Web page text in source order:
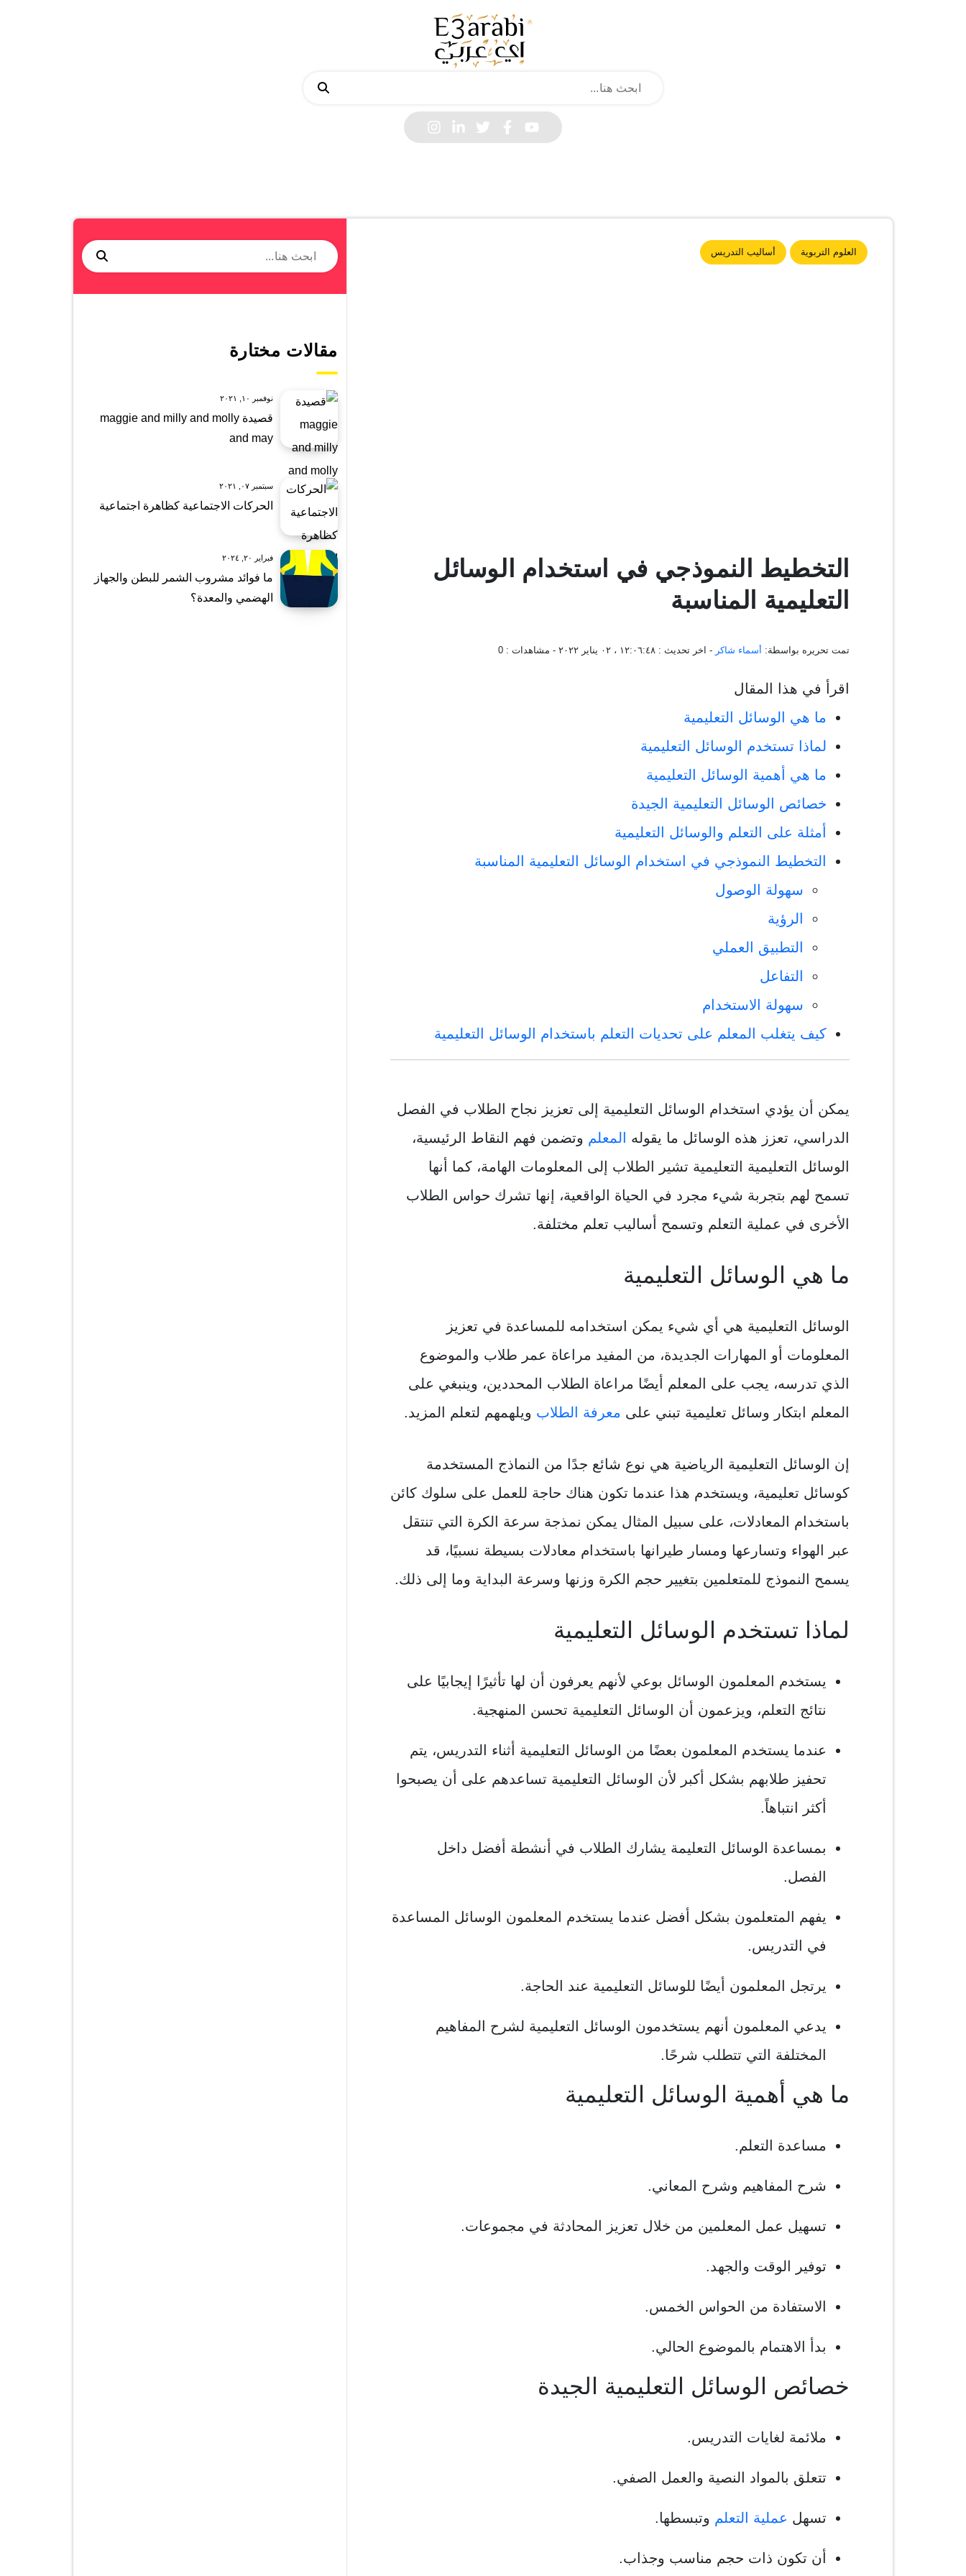
العلوم التربوية أساليب التدريس
التخطيط النموذجي في استخدام الوسائل
التعليمية المناسبة
تمت تحريره بواسطة: أسماء شاكر - اخر تحديث : ١٢:٠٦:٤٨ ، ٠٢ يناير ٢٠٢٢ - مشاهدات : 0
اقرأ في هذا المقال
ما هي الوسائل التعليمية
لماذا تستخدم الوسائل التعليمية
ما هي أهمية الوسائل التعليمية
خصائص الوسائل التعليمية الجيدة
أمثلة على التعلم والوسائل التعليمية
التخطيط النموذجي في استخدام الوسائل التعليمية المناسبة
سهولة الوصول
الرؤية
التطبيق العملي
التفاعل
سهولة الاستخدام
كيف يتغلب المعلم على تحديات التعلم باستخدام الوسائل التعليمية
يمكن أن يؤدي استخدام الوسائل التعليمية إلى تعزيز نجاح الطلاب في الفصل
الدراسي، تعزز هذه الوسائل ما يقوله
المعلم وتضمن فهم النقاط الرئيسية،
الوسائل التعليمية التعليمية تشير الطلاب إلى المعلومات الهامة، كما أنها
تسمح لهم بتجربة شيء مجرد في الحياة الواقعية، إنها تشرك حواس الطلاب
الأخرى في عملية التعلم وتسمح أساليب تعلم مختلفة.
ما هي الوسائل التعليمية
الوسائل التعليمية هي أي شيء يمكن استخدامه للمساعدة في تعزيز
المعلومات أو المهارات الجديدة، من المفيد مراعاة عمر طلاب والموضوع
الذي تدرسه، يجب على المعلم أيضًا مراعاة الطلاب المحددين، وينبغي على
المعلم ابتكار وسائل تعليمية تبني على معرفة الطلاب ويلهمهم لتعلم المزيد.
إن الوسائل التعليمية الرياضية هي نوع شائع جدًا من النماذج المستخدمة
كوسائل تعليمية، ويستخدم هذا عندما تكون هناك حاجة للعمل على سلوك كائن
باستخدام المعادلات، على سبيل المثال يمكن نمذجة سرعة الكرة التي تنتقل
عبر الهواء وتسارعها ومسار طيرانها باستخدام معادلات بسيطة نسبيًا، قد
يسمح النموذج للمتعلمين بتغيير حجم الكرة وزنها وسرعة البداية وما إلى ذلك.
لماذا تستخدم الوسائل التعليمية
يستخدم المعلمون الوسائل بوعي لأنهم يعرفون أن لها تأثيرًا إيجابيًا على
نتائج التعلم، ويزعمون أن الوسائل التعليمية تحسن المنهجية.
عندما يستخدم المعلمون بعضًا من الوسائل التعليمية أثناء التدريس، يتم
تحفيز طلابهم بشكل أكبر لأن الوسائل التعليمية تساعدهم على أن يصبحوا
أكثر انتباهاً.
بمساعدة الوسائل التعليمة يشارك الطلاب في أنشطة أفضل داخل
الفصل.
يفهم المتعلمون بشكل أفضل عندما يستخدم المعلمون الوسائل المساعدة
في التدريس.
يرتجل المعلمون أيضًا للوسائل التعليمية عند الحاجة.
يدعي المعلمون أنهم يستخدمون الوسائل التعليمية لشرح المفاهيم
المختلفة التي تتطلب شرحًا.
ما هي أهمية الوسائل التعليمية
مساعدة التعلم.
شرح المفاهيم وشرح المعاني.
تسهيل عمل المعلمين من خلال تعزيز المحادثة في مجموعات.
توفير الوقت والجهد.
الاستفادة من الحواس الخمس.
بدأ الاهتمام بالموضوع الحالي.
خصائص الوسائل التعليمية الجيدة
ملائمة لغايات التدريس.
تتعلق بالمواد النصية والعمل الصفي.
تسهل عملية التعلم وتبسطها.
أن تكون ذات حجم مناسب وجذاب.
مقالات مختارة
نوفمبر ١٠, ٢٠٢١
قصيدة maggie and milly and molly
and may
سبتمبر ٠٧, ٢٠٢١
الحركات الاجتماعية كظاهرة اجتماعية
فبراير ٢٠, ٢٠٢٤
ما فوائد مشروب الشمر للبطن والجهاز
الهضمي والمعدة؟